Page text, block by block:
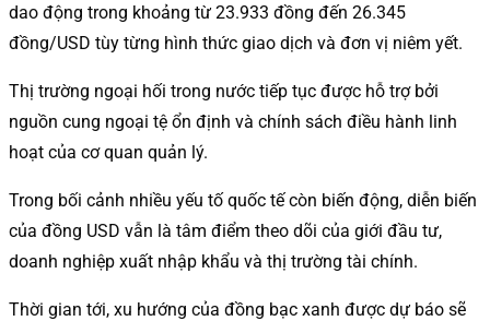
dao động trong khoảng từ 23.933 đồng đến 26.345
đồng/USD tùy từng hình thức giao dịch và đơn vị niêm yết.
Thị trường ngoại hối trong nước tiếp tục được hỗ trợ bởi
nguồn cung ngoại tệ ổn định và chính sách điều hành linh
hoạt của cơ quan quản lý.
Trong bối cảnh nhiều yếu tố quốc tế còn biến động, diễn biến
của đồng USD vẫn là tâm điểm theo dõi của giới đầu tư,
doanh nghiệp xuất nhập khẩu và thị trường tài chính.
Thời gian tới, xu hướng của đồng bạc xanh được dự báo sẽ